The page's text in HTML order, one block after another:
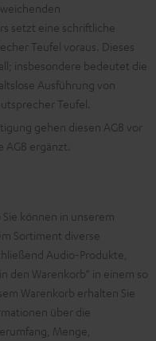
setzt eine schriftliche
Teufel voraus. Dieses
insbesondere bedeutet die
Ausführung von
Teufel.
gehen diesen AGB vor
ergänzt.
können in unserem
Sortiment diverse
Audio-Produkte,
den Warenkorb“ in einem so
Warenkorb erhalten Sie
über die
Menge,